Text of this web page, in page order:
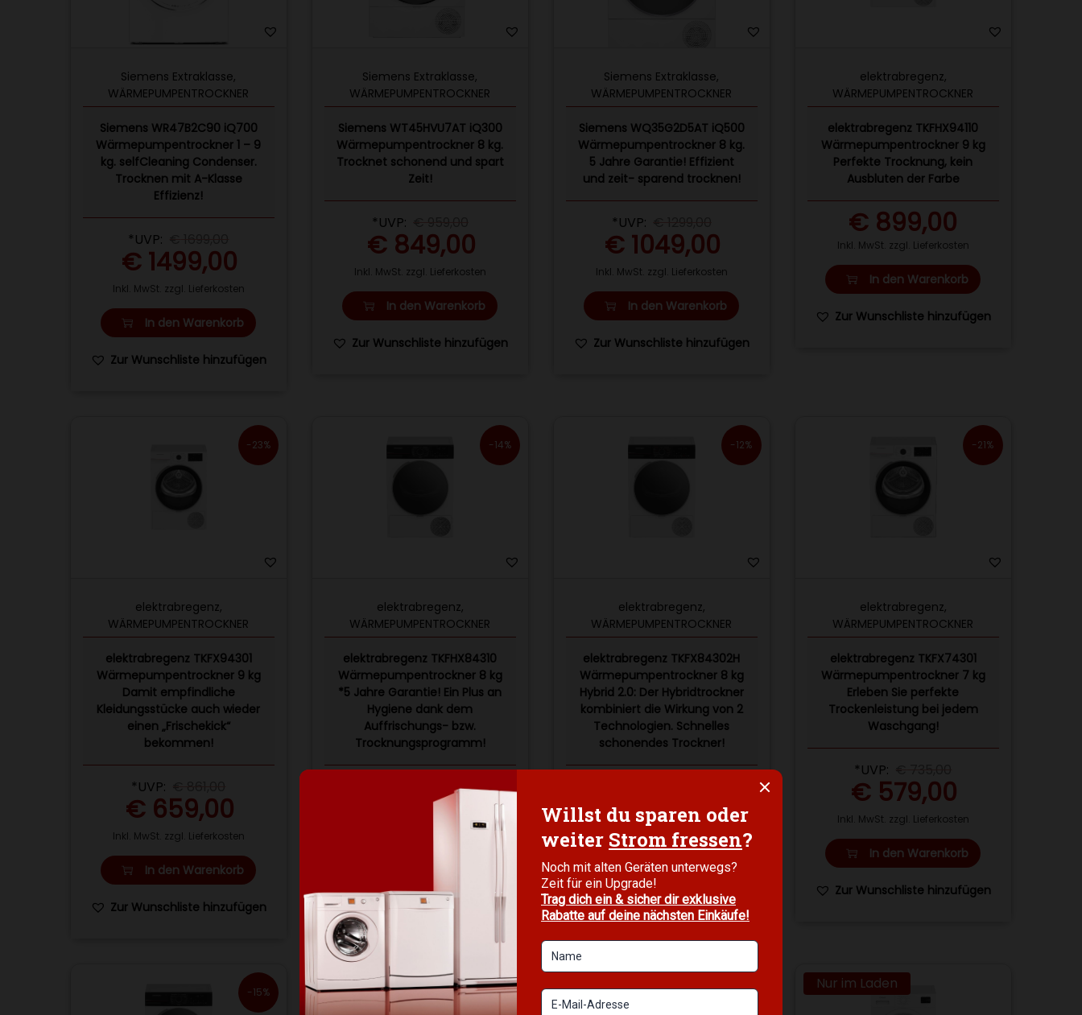
Siemens Extraklasse,
WÄRMEPUMPENTROCKNER
Siemens WR47B2C90 iQ700
Wärmepumpentrockner 1 – 9
kg. selfCleaning Condenser.
Trocknen mit A-Klasse
Effizienz!
*UVP:
€ 1499,00
Inkl. MwSt. zzgl. Lieferkosten
In den Warenkorb
Zur Wunschliste hinzufügen
Siemens Extraklasse,
WÄRMEPUMPENTROCKNER
Siemens WT45HVU7AT iQ300
Wärmepumpentrockner 8 kg.
Trocknet schonend und spart
Zeit!
*UVP:
€849,00
Inkl. MwSt. zzgl. Lieferkosten
In den Warenkorb
Zur Wunschliste hinzufügen
Siemens Extraklasse,
WÄRMEPUMPENTROCKNER
Siemens WQ35G2D5AT iQ500
Wärmepumpentrockner 8 kg.
5 Jahre Garantie! Effizient
und zeit- sparend trocknen!
*UVP:
€ 1049,00
Inkl. MwSt. zzgl. Lieferkosten
In den Warenkorb
Zur Wunschliste hinzufügen
elektrabregenz,
WÄRMEPUMPENTROCKNER
elektrabregenz TKFHX94110
Wärmepumpentrockner 9 kg
Perfekte Trocknung, kein
Ausbluten der Farbe
€ 899,00
Inkl. MwSt. zzgl. Lieferkosten
In den Warenkorb
Zur Wunschliste hinzufügen
-23%
elektrabregenz,
WÄRMEPUMPENTROCKNER
elektrabregenz TKFX94301
Wärmepumpentrockner 9 kg
Damit empfindliche
Kleidungsstücke auch wieder
einen „Frischekick“
bekommen!
*UVP:
€659,00
Inkl. MwSt. zzgl. Lieferkosten
In den Warenkorb
Zur Wunschliste hinzufügen
-14%
elektrabregenz,
WÄRMEPUMPENTROCKNER
elektrabregenz TKFHX84310
Wärmepumpentrockner 8 kg
*5 Jahre Garantie! Ein Plus an
Hygiene dank dem
Auffrischungs- bzw.
Trocknungsprogramm!
759,00
649,00
Zur Wunschliste hinzufügen
-12%
elektrabregenz,
WÄRMEPUMPENTROCKNER
elektrabregenz TKFX84302H
Wärmepumpentrockner 8 kg
Hybrid 2.0: Der Hybridtrockner
kombiniert die Wirkung von 2
Technologien. Schnelles
schonendes Trockner!
€599,00
Inkl. MwSt. zzgl. Lieferkosten
In den Warenkorb
Zur Wunschliste hinzufügen
-21%
elektrabregenz,
WÄRMEPUMPENTROCKNER
elektrabregenz TKFX74301
Wärmepumpentrockner 7 kg
Erleben Sie perfekte
Trockenleistung bei jedem
Waschgang!
*UVP:
€ 579,00
Inkl. MwSt. zzgl. Lieferkosten
In den Warenkorb
Zur Wunschliste hinzufügen
-15% -18% Nur im Laden